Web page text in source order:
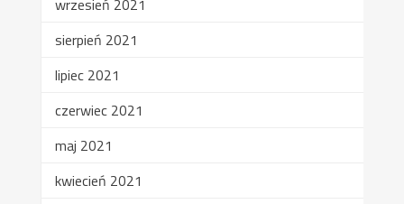
wrzesień 2021
sierpień 2021
lipiec 2021
czerwiec 2021
maj 2021
kwiecień 2021